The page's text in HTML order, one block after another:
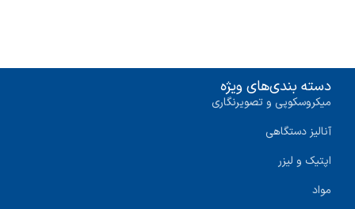
دسته بندی‌های ویژه
میکروسکوپی و تصویرنگاری
آنالیز دستگاهی
اپتیک و لیزر
مواد